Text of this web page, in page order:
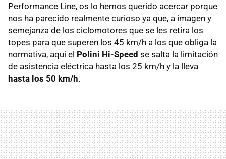
Performance Line, os lo hemos querido acercar porque
nos ha parecido realmente curioso ya que, a imagen y
semejanza de los ciclomotores que se les retira los
topes para que superen los 45 km/h a los que obliga la
normativa, aquí el Polini Hi-Speed se salta la limitación
de asistencia eléctrica hasta los 25 km/h y la lleva
hasta los 50 km/h.